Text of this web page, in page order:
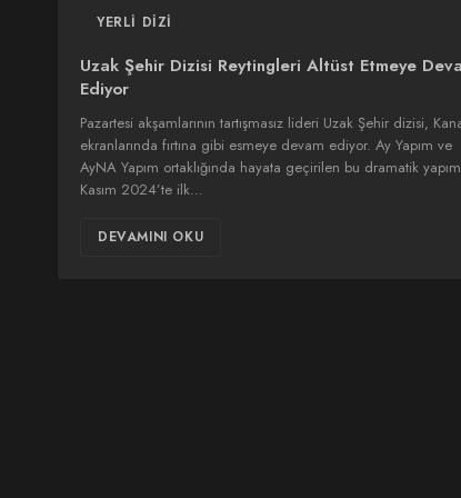
YERLI DIZI
Uzak Şehir Dizisi Reytingleri Altüst Etmeye
Ediyor
Pazartesi akşamlarının tartışmasız lideri Uzak Şehir dizisi,
ekranlarında fırtına gibi esmeye devam ediyor. Ay Yapım ve
AyNA Yapım ortaklığında hayata geçirilen bu dramatik
Kasım 2024’te ilk…
DEVAMINI OKU